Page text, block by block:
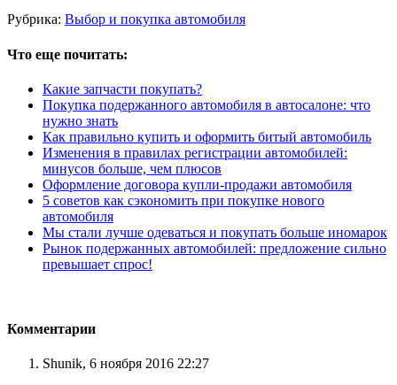
Рубрика: Выбор и покупка автомобиля
Что еще почитать:
Какие запчасти покупать?
Покупка подержанного автомобиля в автосалоне: что
нужно знать
Как правильно купить и оформить битый автомобиль
Изменения в правилах регистрации автомобилей:
минусов больше, чем плюсов
Оформление договора купли-продажи автомобиля
5 советов как сэкономить при покупке нового
автомобиля
Мы стали лучше одеваться и покупать больше иномарок
Рынок подержанных автомобилей: предложение сильно
превышает спрос!
Комментарии
Shunik, 6 ноября 2016 22:27